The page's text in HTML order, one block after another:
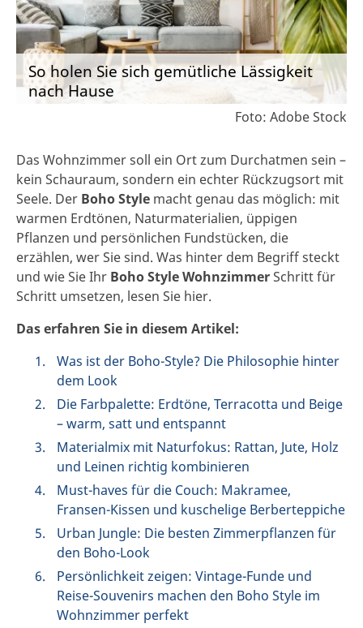
So holen Sie sich gemütliche Lässigkeit
nach Hause
Foto: Adobe Stock
Das Wohnzimmer soll ein Ort zum Durchatmen sein –
kein Schauraum, sondern ein echter Rückzugsort mit
Seele. Der Boho Style macht genau das möglich: mit
warmen Erdtönen, Naturmaterialien, üppigen
Pflanzen und persönlichen Fundstücken, die
erzählen, wer Sie sind. Was hinter dem Begriff steckt
und wie Sie Ihr Boho Style WohnzimmerSchritt für
Schritt umsetzen, lesen Sie hier.
Das erfahren Sie in diesem Artikel:
Was ist der Boho-Style? Die Philosophie hinter
dem Look
Die Farbpalette: Erdtöne, Terracotta und Beige
– warm, satt und entspannt
Materialmix mit Naturfokus: Rattan, Jute, Holz
und Leinen richtig kombinieren
Must-haves für die Couch: Makramee,
Fransen-Kissen und kuschelige Berberteppiche
Urban Jungle: Die besten Zimmerpflanzen für
den Boho-Look
Persönlichkeit zeigen: Vintage-Funde und
Reise-Souvenirs machen den Boho Style im
Wohnzimmer perfekt